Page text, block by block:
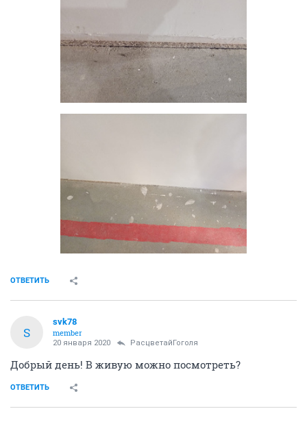
ОТВЕТИТЬ
S
svk78
member
20 января 2020 РасцветайГоголя
Добрый день! В живую можно посмотреть?
ОТВЕТИТЬ